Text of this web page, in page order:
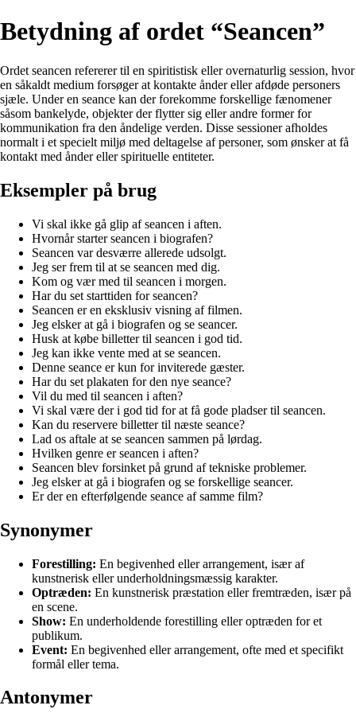
Betydning af ordet “Seancen”
Ordet seancen refererer til en spiritistisk eller overnaturlig session, hvor
en såkaldt medium forsøger at kontakte ånder eller afdøde personers
sjæle. Under en seance kan der forekomme forskellige fænomener
såsom bankelyde, objekter der flytter sig eller andre former for
kommunikation fra den åndelige verden. Disse sessioner afholdes
normalt i et specielt miljø med deltagelse af personer, som ønsker at få
kontakt med ånder eller spirituelle entiteter.
Eksempler på brug
Vi skal ikke gå glip af seancen i aften.
Hvornår starter seancen i biografen?
Seancen var desværre allerede udsolgt.
Jeg ser frem til at se seancen med dig.
Kom og vær med til seancen i morgen.
Har du set starttiden for seancen?
Seancen er en eksklusiv visning af filmen.
Jeg elsker at gå i biografen og se seancer.
Husk at købe billetter til seancen i god tid.
Jeg kan ikke vente med at se seancen.
Denne seance er kun for inviterede gæster.
Har du set plakaten for den nye seance?
Vil du med til seancen i aften?
Vi skal være der i god tid for at få gode pladser til seancen.
Kan du reservere billetter til næste seance?
Lad os aftale at se seancen sammen på lørdag.
Hvilken genre er seancen i aften?
Seancen blev forsinket på grund af tekniske problemer.
Jeg elsker at gå i biografen og se forskellige seancer.
Er der en efterfølgende seance af samme film?
Synonymer
Forestilling: En begivenhed eller arrangement, især af
kunstnerisk eller underholdningsmæssig karakter.
Optræden: En kunstnerisk præstation eller fremtræden, især på
en scene.
Show: En underholdende forestilling eller optræden for et
publikum.
Event: En begivenhed eller arrangement, ofte med et specifikt
formål eller tema.
Antonymer